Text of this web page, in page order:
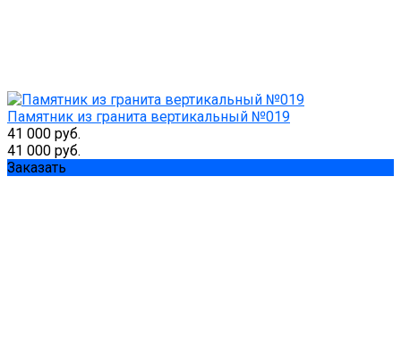
Памятник из гранита вертикальный №019
41 000 руб.
41 000 руб.
Заказать